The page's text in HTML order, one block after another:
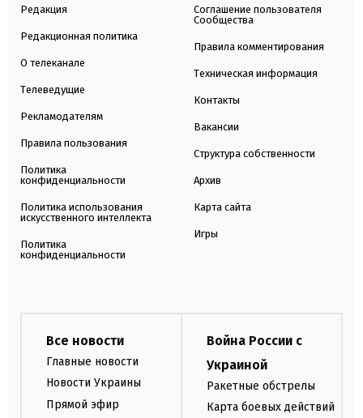
Редакция
Редакционная политика
О телеканале
Телеведущие
Рекламодателям
Правила пользования
Политика
конфиденциальности
Политика использования
искусственного интеллекта
Политика
конфиденциальности
Соглашение пользователя
Сообщества
Правила комментирования
Техническая информация
Контакты
Вакансии
Структура собственности
Архив
Карта сайта
Игры
Все новости
Главные новости
Новости Украины
Прямой эфир
Война России с
Украиной
Ракетные обстрелы
Карта боевых действий